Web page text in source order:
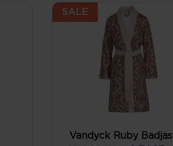
SALE
Vandyck Ruby Badjas